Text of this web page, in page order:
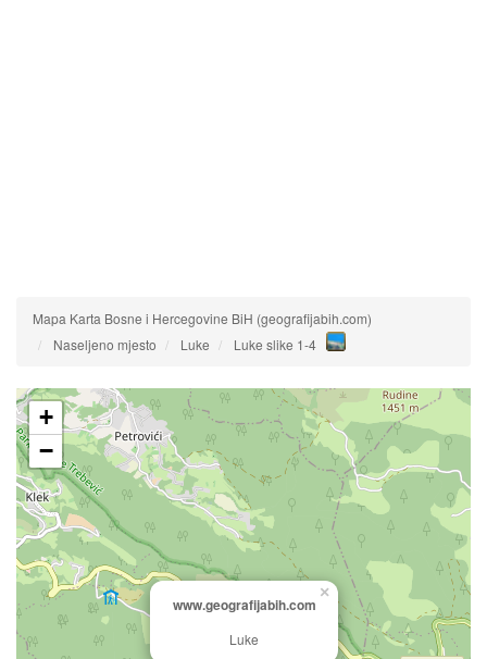
Mapa Karta Bosne i Hercegovine BiH (geografijabih.com)
Naseljeno mjesto
Luke Luke slike 1-4
www.geografijabih.com
Luke
×
+
−